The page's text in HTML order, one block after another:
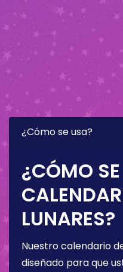
¿Cómo se usa?
¿CÓMO
LUNARES?
Nuestro calendario
diseñado para que